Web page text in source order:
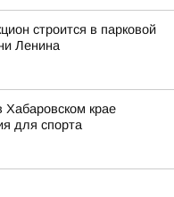
строится в парковой
Ленина
Хабаровском крае
для спорта